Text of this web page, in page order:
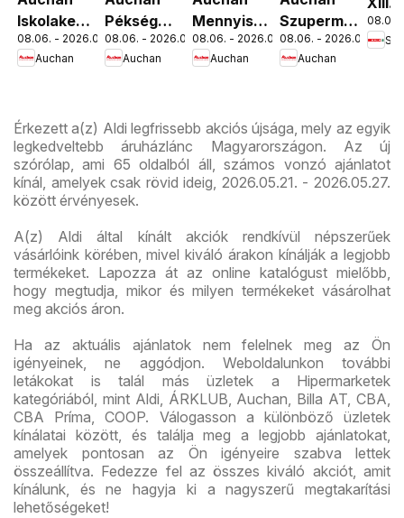
Iskolakezdés
ajánlatok
08.06. - 2026.08.19.
Auchan
Pékség
ajánlataink
08.06. - 2026.08.12.
Auchan
Mennyiségi
kedvezmény
ajánlataink
08.06. - 2026.08.19.
Auchan
Szupermarket
akciós
újság
08.06. - 2026.08.12.
Auchan
út
08.06.
Érkezett a(z) Aldi legfrissebb akciós újsága, mely az egyik
legkedveltebb áruházlánc Magyarországon. Az új
szórólap, ami 65 oldalból áll, számos vonzó ajánlatot
kínál, amelyek csak rövid ideig, 2026.05.21. - 2026.05.27.
között érvényesek.
A(z) Aldi által kínált akciók rendkívül népszerűek
vásárlóink körében, mivel kiváló árakon kínálják a legjobb
termékeket. Lapozza át az online katalógust mielőbb,
hogy megtudja, mikor és milyen termékeket vásárolhat
meg akciós áron.
Ha az aktuális ajánlatok nem felelnek meg az Ön
igényeinek, ne aggódjon. Weboldalunkon további
letákokat is talál más üzletek a Hipermarketek
kategóriából, mint Aldi, ÁRKLUB, Auchan, Billa AT, CBA,
CBA Príma, COOP. Válogasson a különböző üzletek
kínálatai között, és találja meg a legjobb ajánlatokat,
amelyek pontosan az Ön igényeire szabva lettek
összeállítva. Fedezze fel az összes kiváló akciót, amit
kínálunk, és ne hagyja ki a nagyszerű megtakarítási
lehetőségeket!